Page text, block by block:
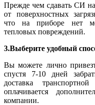
Прежде чем сдавать СИ на
от поверхностных
что на приборе нет
тепловых повреждений.
3.Выберите удобный
Вы можете лично
спустя 7-10 дней
доставка
оплачивается
компании.